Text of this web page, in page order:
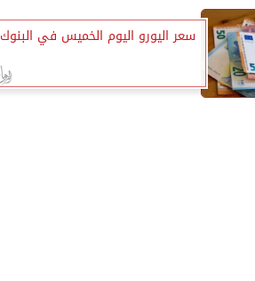
سعر اليورو اليوم الخميس في البنوك